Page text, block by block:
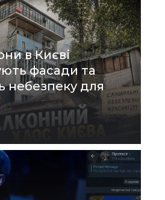
в Києві
фасади та
небезпеку для